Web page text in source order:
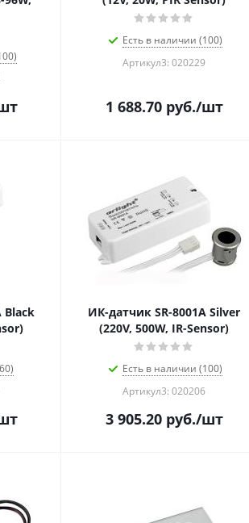
Есть в наличии (100)
Артикул3: 020229
1 688.70руб./шт
Black
ИК-датчик SR-8001A Silver
(220V, 500W, IR-Sensor)
Есть в наличии (100)
Артикул3: 020206
3 905.20руб./шт